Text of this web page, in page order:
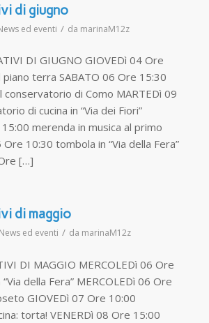
di giugno
ed eventi / da marinaM12z
DI GIUGNO GIOVEDì 04 Ore
terra SABATO 06 Ore 15:30
conservatorio di Como MARTEDì 09
di cucina in “Via dei Fiori”
merenda in musica al primo
10:30 tombola in “Via della Fera”
[…]
di maggio
News ed eventi / da marinaM12z
DI MAGGIO MERCOLEDì 06 Ore
della Fera” MERCOLEDì 06 Ore
GIOVEDì 07 Ore 10:00
torta! VENERDì 08 Ore 15:00